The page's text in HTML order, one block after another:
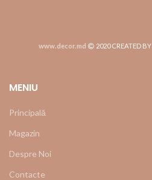
www.decor.md 2020 CREATED BY
MENIU
Principală
Magazin
Despre Noi
Contacte